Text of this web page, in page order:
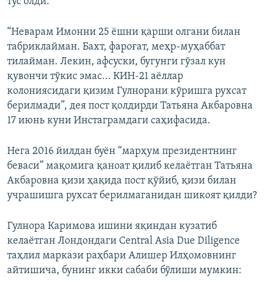
“Неварам Имонни 25 ёшни қарши олгани билан
табриклайман. Бахт, фароғат, меҳр-муҳаббат
тилайман. Лекин, афсуски, бугунги гўзал кун
қувончи тўкис эмас... КИН-21 аёллар
колониясидаги қизим Гулнорани кўришга рухсат
берилмади”, дея пост қолдирди Татьяна Акбаровна
17 июнь куни Инстаграмдаги саҳифасида.
Нега 2016 йилдан буён “марҳум президентнинг
беваси” мақомига қаноат қилиб келаётган Татьяна
Акбаровна қизи ҳақида пост қўйиб, қизи билан
учрашишга рухсат берилмаганидан шикоят қилди?
Гулнора Каримова ишини яқиндан кузатиб
келаётган Лондондаги Central Asia Due Diligence
таҳлил маркази раҳбари Алишер Илҳомовнинг
айтишича, бунинг икки сабаби бўлиши мумкин: